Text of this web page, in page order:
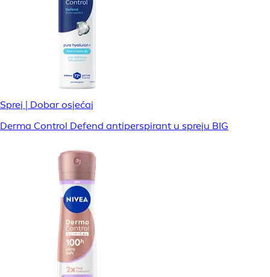
Sprej | Dobar osjećaj
Derma Control Defend antiperspirant u spreju BIG